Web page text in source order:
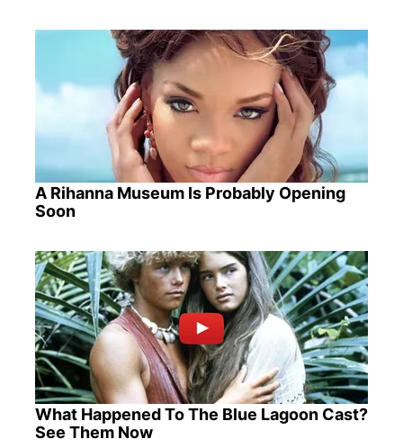
A Rihanna Museum Is Probably Opening
Soon
What Happened To The Blue Lagoon Cast?
See Them Now